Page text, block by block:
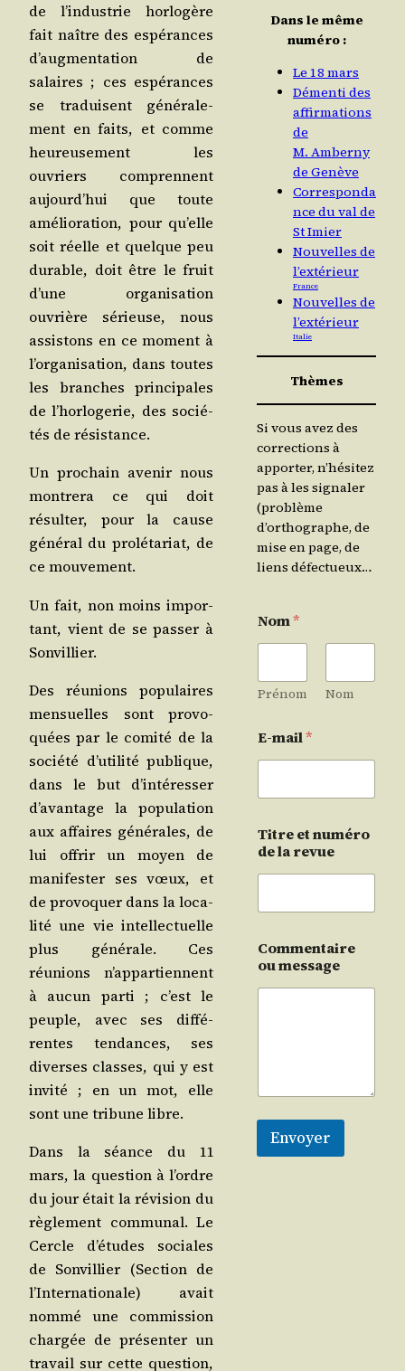
de l’in­dus­trie hor­lo­gère
fait naître des espé­rances
d’aug­men­ta­tion de
salaires ; ces espé­rances
se tra­duisent géné­ra­le­
ment en faits, et comme
heu­reu­se­ment les
ouvriers com­prennent
aujourd’­hui que toute
amé­lio­ra­tion, pour qu’elle
soit réelle et quelque peu
durable, doit être le fruit
d’une orga­ni­sa­tion
ouvrière sérieuse, nous
assis­tons en ce moment à
l’or­ga­ni­sa­tion, dans toutes
les branches prin­ci­pales
de l’hor­lo­ge­rie, des socié­
tés de résistance.
Un pro­chain ave­nir nous
mon­tre­ra ce qui doit
résul­ter, pour la cause
géné­ral du pro­lé­ta­riat, de
ce mouvement.
Un fait, non moins impor­
tant, vient de se pas­ser à
Sonvillier.
Des réunions popu­laires
men­suelles sont pro­vo­
quées par le comi­té de la
socié­té d’u­ti­li­té publique,
dans le but d’in­té­res­ser
d’a­van­tage la popu­la­tion
aux affaires géné­rales, de
lui offrir un moyen de
mani­fes­ter ses vœux, et
de pro­vo­quer dans la loca­
li­té une vie intel­lec­tuelle
plus géné­rale. Ces
réunions n’ap­par­tiennent
à aucun par­ti ; c’est le
peuple, avec ses dif­fé­
rentes ten­dances, ses
diverses classes, qui y est
invi­té ; en un mot, elle
sont une tri­bune libre.
Dans la séance du 11
mars, la ques­tion à l’ordre
du jour était la révi­sion du
règle­ment com­mu­nal. Le
Cercle d’é­tudes sociales
de Son­vil­lier (Sec­tion de
l’In­ter­na­tio­nale) avait
nom­mé une com­mis­sion
char­gée de pré­sen­ter un
tra­vail sur cette ques­tion,
Dans le même
numéro :
Le 18 mars
Démenti des
affirmations
de
M. Amberny
de Genève
Corresponda
nce du val de
St Imier
Nouvelles de
l’extérieur
France
Nouvelles de
l’extérieur
Italie
Thèmes
Si vous avez des
corrections à
apporter, n’hésitez
pas à les signaler
(problème
d’orthographe, de
mise en page, de
liens défectueux…
Nom*
Prénom Nom
E-mail*
Titre et numéro
de la revue
Commentaire
ou message
Envoyer